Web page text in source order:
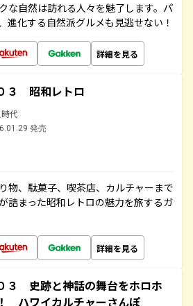
な自然は訪れる人々を魅了します。パ
進化する自然派グルメも見逃せない！
詳細を見る
３ 昭和レトロ
代
発売
物、駄菓子、喫茶店、カルチャーまで
詰まった昭和レトロの魅力を旅するガ
詳細を見る
３ 史跡と神話の舞台をホロホ
ハワイカルチャーさんぽ